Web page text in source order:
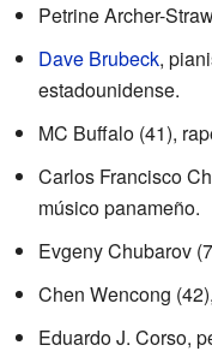
Petrine Archer-
Dave Brubeck,
estadounidense.
MC Buffalo (41),
Carlos Francisco
músico panameño.
Evgeny Chubarov
Chen Wencong
Eduardo J. Corso,